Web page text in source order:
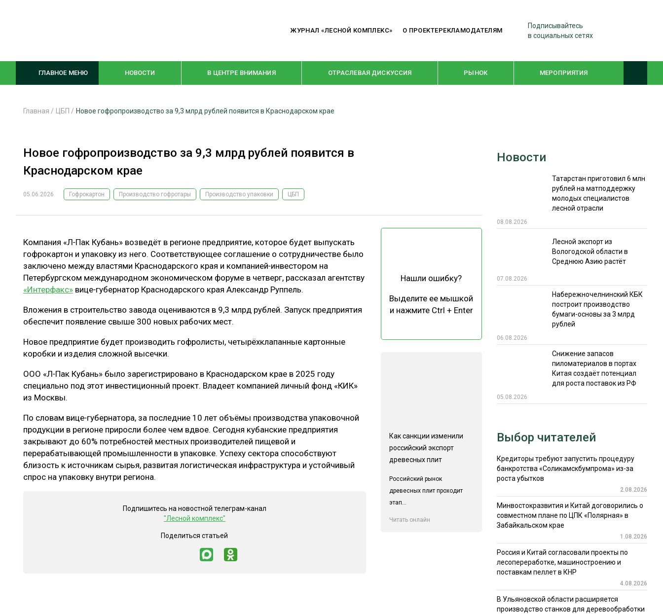
ЖУРНАЛ «ЛЕСНОЙ КОМПЛЕКС» О ПРОЕКТЕРЕКЛАМОДАТЕЛЯМ
Подписывайтесь
в социальных сетях
ГЛАВНОЕ МЕНЮ НОВОСТИ В ЦЕНТРЕ ВНИМАНИЯ ОТРАСЛЕВАЯ ДИСКУССИЯ РЫНОК МЕРОПРИЯТИЯ
ЛЕСОЗАГОТОВКА
ОБРАБОТКА ДРЕВЕСИНЫ
ЦИФРОВАЯ СРЕДА
ЛОГИСТИКА
ПРОИЗВОДСТВО ДРЕВЕСНЫХ ПЛИТ
ЦБП
ЛЕСОПИЛЕНИЕ
БЕЗОПАСНОЕ ПРОИЗВОДСТВО
МЕБЕЛЬНОЕ ПРОИЗВОДСТВО
КРУПНЫМ ПЛАНОМ
ТЕХНОЛОГИИ
WOODEX-2021
СУШКА ДРЕВЕСИНЫ
ЭКСПЕРТНОЕ МНЕНИЕ
КАЛЕНДАРЬ ВЫСТАВОК ИТОГИ МЕРОПРИЯТИЙ
Главная / ЦБП / Новое гофропроизводство за 9,3 млрд рублей появится в Краснодарском крае
Новое гофропроизводство за 9,3 млрд рублей появится в
Краснодарском крае
05.06.2026 Гофрокартон Производство гофротары Производство упаковки ЦБП
Компания «Л‑Пак Кубань» возведёт в регионе предприятие, которое будет выпускать
гофрокартон и упаковку из него. Соответствующее соглашение о сотрудничестве было
заключено между властями Краснодарского края и компанией‑инвестором на
Петербургском международном экономическом форуме в четверг, рассказал агентству
«Интерфакс» вице‑губернатор Краснодарского края Александр Руппель.
Вложения в строительство завода оцениваются в 9,3 млрд рублей. Запуск предприятия
обеспечит появление свыше 300 новых рабочих мест.
Новое предприятие будет производить гофролисты, четырёхклапанные картонные
коробки и изделия сложной высечки.
ООО «Л‑Пак Кубань» было зарегистрировано в Краснодарском крае в 2025 году
специально под этот инвестиционный проект. Владеет компанией личный фонд «КИК»
из Москвы.
По словам вице‑губернатора, за последние 10 лет объёмы производства упаковочной
продукции в регионе приросли более чем вдвое. Сегодня кубанские предприятия
закрывают до 60% потребностей местных производителей пищевой и
перерабатывающей промышленности в упаковке. Успеху сектора способствуют
близость к источникам сырья, развитая логистическая инфраструктура и устойчивый
спрос на упаковку внутри региона.
Подпишитесь на новостной телеграм-канал
"Лесной комплекс"
Поделиться статьей
Нашли ошибку?
Выделите ее мышкой
и нажмите Ctrl + Enter
Как санкции изменили
российский экспорт
древесных плит
Российский рынок
древесных плит проходит
этап...
Читать онлайн
Новости
Татарстан приготовил 6 млн
рублей на матподдержку
молодых специалистов
лесной отрасли
08.08.2026
Лесной экспорт из
Вологодской области в
Среднюю Азию растёт
07.08.2026
Набережночелнинский КБК
построит производство
бумаги-основы за 3 млрд
рублей
06.08.2026
Снижение запасов
пиломатериалов в портах
Китая создаёт потенциал
для роста поставок из РФ
05.08.2026
Выбор читателей
Кредиторы требуют запустить процедуру
банкротства «Соликамскбумпрома» из-за
роста убытков
2.08.2026
Минвостокразвития и Китай договорились о
совместном плане по ЦПК «Полярная» в
Забайкальском крае
1.08.2026
Россия и Китай согласовали проекты по
лесопереработке, машиностроению и
поставкам пеллет в КНР
4.08.2026
В Ульяновской области расширяется
производство станков для деревообработки